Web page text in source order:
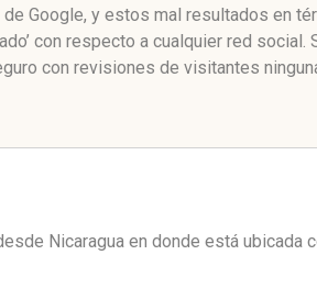
Google, y estos mal resultados en
con respecto a cualquier red
con revisiones de visitantes
Nicaragua en donde está ubicada